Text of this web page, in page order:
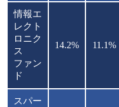
情報エ
レクト
ロニク
ス
ファン
ド
14.2% 11.1%
スパー